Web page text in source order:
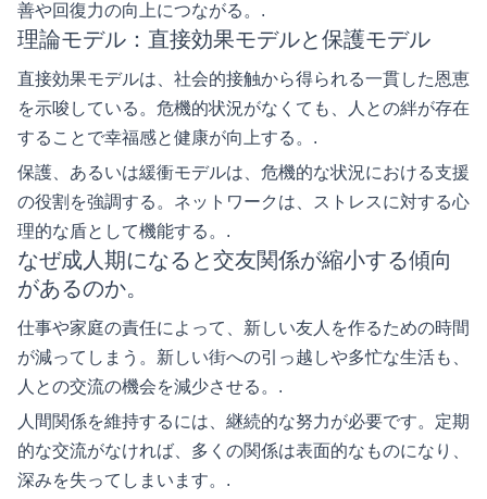
善や回復力の向上につながる。.
理論モデル：直接効果モデルと保護モデル
直接効果モデルは、社会的接触から得られる一貫した恩恵
を示唆している。危機的状況がなくても、人との絆が存在
することで幸福感と健康が向上する。.
保護、あるいは緩衝モデルは、危機的な状況における支援
の役割を強調する。ネットワークは、ストレスに対する心
理的な盾として機能する。.
なぜ成人期になると交友関係が縮小する傾向
があるのか。
仕事や家庭の責任によって、新しい友人を作るための時間
が減ってしまう。新しい街への引っ越しや多忙な生活も、
人との交流の機会を減少させる。.
人間関係を維持するには、継続的な努力が必要です。定期
的な交流がなければ、多くの関係は表面的なものになり、
深みを失ってしまいます。.